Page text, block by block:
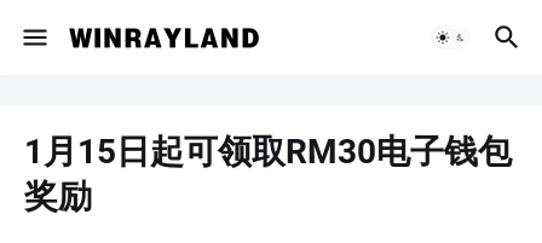
1月15日起可领取RM30电子钱包
奖励